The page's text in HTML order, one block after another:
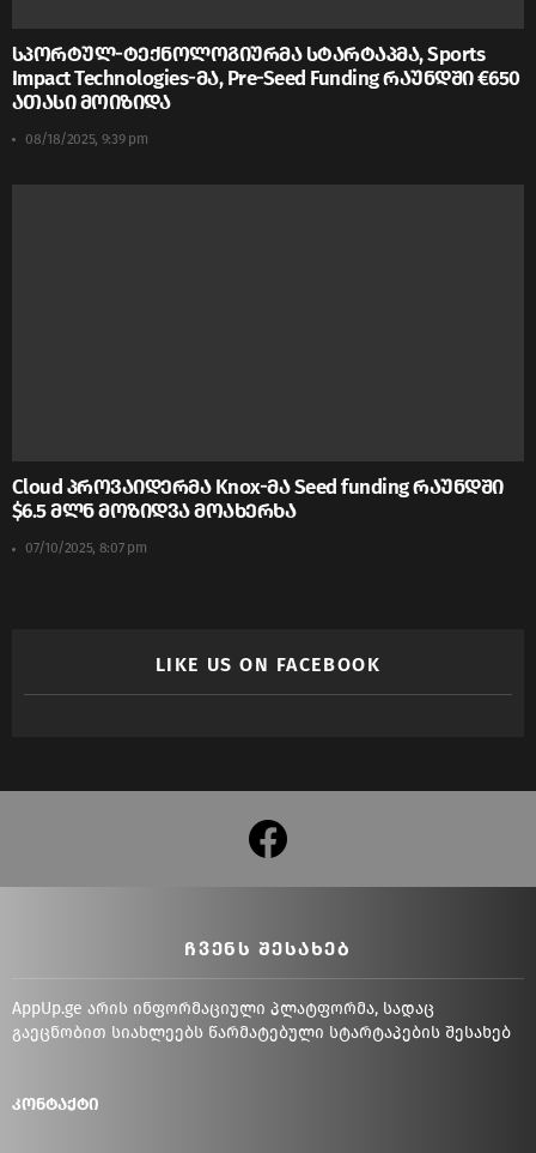
სპორტულ-ტექნოლოგიურმა სტარტაპმა, Sports
Impact Technologies-მა, Pre-Seed Funding რაუნდში €650
ათასი მოიზიდა
08/18/2025, 9:39 pm
Cloud პროვაიდერმა Knox-მა Seed funding რაუნდში
$6.5 მლნ მოზიდვა მოახერხა
07/10/2025, 8:07 pm
LIKE US ON FACEBOOK
facebook
ᲩᲕᲔᲜᲡ ᲨᲔᲡᲐᲮᲔᲑ
AppUp.ge არის ინფორმაციული პლატფორმა, სადაც
გაეცნობით სიახლეებს წარმატებული სტარტაპების შესახებ
კონტაქტი